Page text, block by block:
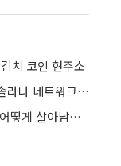
치 코인 현주소
"10년 만에 '이더리움 킬러' 탄생하나"…솔라나 네트워크의 허와 실
기관이 주도하는 폭력의 시대…개미들은 어떻게 살아남아야 하나